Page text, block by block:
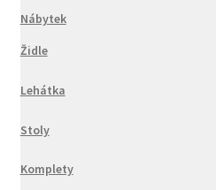
Nábytek
Židle
Lehátka
Stoly
Komplety